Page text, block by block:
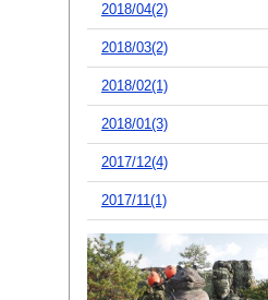
2018/04(2)
2018/03(2)
2018/02(1)
2018/01(3)
2017/12(4)
2017/11(1)